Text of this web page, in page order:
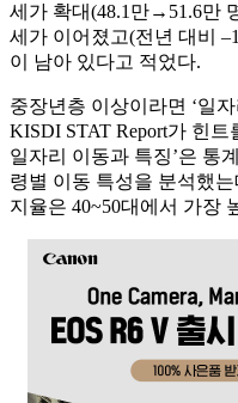
세가 확대(48.1만→51.6만
세가 이어졌고(전년 대비
이 남아 있다고 적었다.
중장년층 이상이라면 ‘일
KISDI STAT Report가 힌
일자리 이동과 특징’은 통
령별 이동 특성을 분석했
지율은 40~50대에서 가장